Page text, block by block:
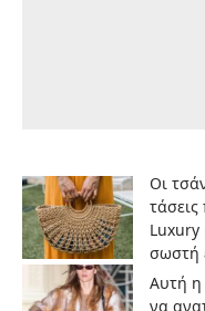
Οι
Luxury
σωστή
Αυτή η
να